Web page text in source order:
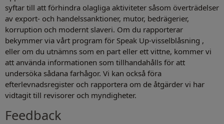
syftar till att förhindra olagliga aktiviteter såsom överträdelser
av export- och handelssanktioner, mutor, bedrägerier,
korruption och modernt slaveri. Om du rapporterar
bekymmer via vårt program för Speak Up-visselblåsning ,
eller om du utnämns som en part eller ett vittne, kommer vi
att använda informationen som tillhandahålls för att
undersöka sådana farhågor. Vi kan också föra
efterlevnadsregister och rapportera om de åtgärder vi har
vidtagit till revisorer och myndigheter.
Feedback